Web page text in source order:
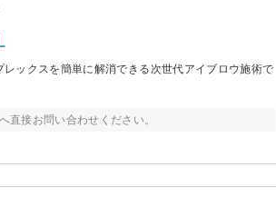
ックスを簡単に解消できる次世代アイブロウ施術で
直接お問い合わせください。